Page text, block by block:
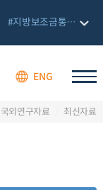
ENG
#지방보조금통합관리망
국외연구자료 최신자료